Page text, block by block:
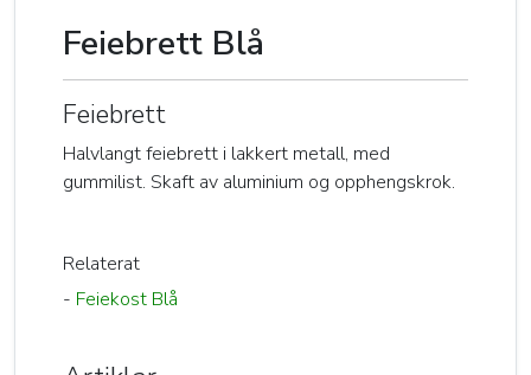
Feiebrett Blå
Feiebrett
Halvlangt feiebrett i lakkert metall, med
gummilist. Skaft av aluminium og opphengskrok.
Relaterat
- Feiekost Blå